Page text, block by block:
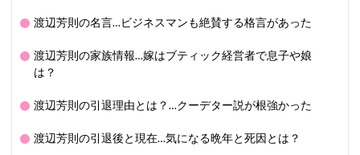
渡辺芳則の名言…ビジネスマンも絶賛する格言があった
渡辺芳則の家族情報…嫁はブティック経営者で息子や娘
は？
渡辺芳則の引退理由とは？…クーデター説が根強かった
渡辺芳則の引退後と現在…気になる晩年と死因とは？